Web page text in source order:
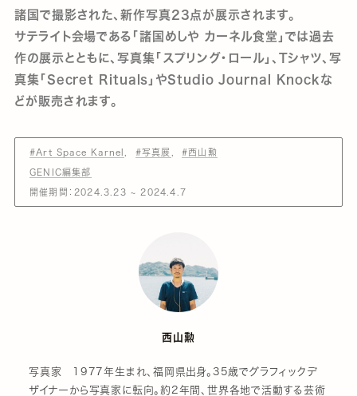
諸国で撮影された、新作写真23点が展示されます。
サテライト会場である「諸国めしや カーネル食堂」では過去
作の展示とともに、写真集「スプリング・ロール」、Tシャツ、写
真集「Secret Rituals」やStudio Journal Knockな
どが販売されます。
#Art Space Karnel #写真展 #西山勲
GENIC編集部
開催期間：2024.3.23 ~ 2024.4.7
西山勲
写真家 1977年生まれ、福岡県出身。35歳でグラフィックデ
ザイナーから写真家に転向。約2年間、世界各地で活動する芸術